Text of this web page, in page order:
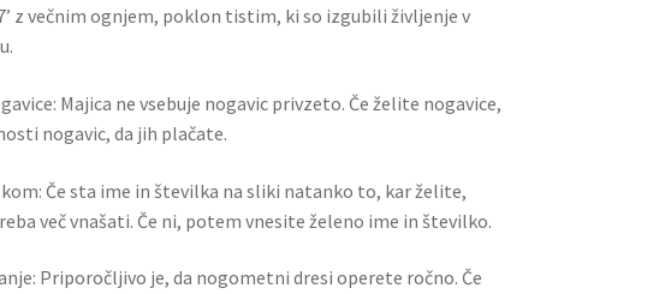
z večnim ognjem, poklon tistim, ki so izgubili življenje v
Majica ne vsebuje nogavic privzeto. Če želite nogavice,
nogavic, da jih plačate.
Če sta ime in številka na sliki natanko to, kar želite,
več vnašati. Če ni, potem vnesite želeno ime in številko.
Priporočljivo je, da nogometni dresi operete ročno. Če